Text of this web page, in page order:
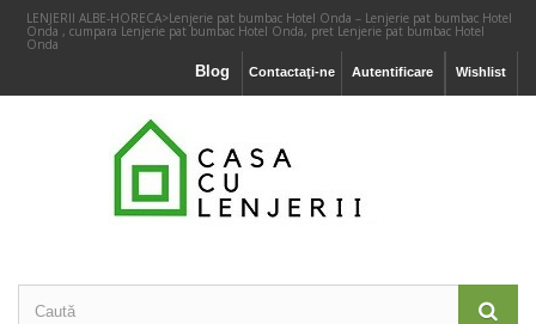
LENJERII ALBE-HORECA>Lenjerie pat bumbac Hotel Onda – Lenjerie pat bumbac Hotel
Onda , cumpara Lenjerie pat bumbac Hotel Onda, pret Lenjerie pat bumbac Hotel
Onda
Wishlist
Autentificare
Contactaţi-ne
Blog